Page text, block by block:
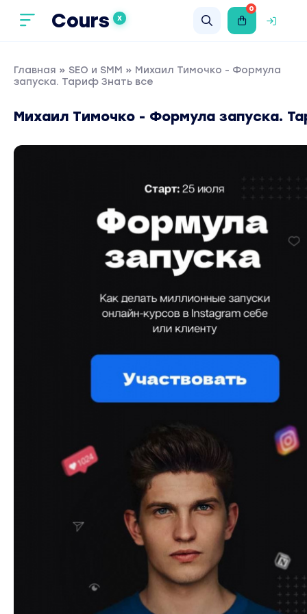
Cours X
0
Главная » SEO и SMM » Михаил Тимочко - Формула
запуска. Тариф Знать все
Михаил Тимочко - Формула запуска.